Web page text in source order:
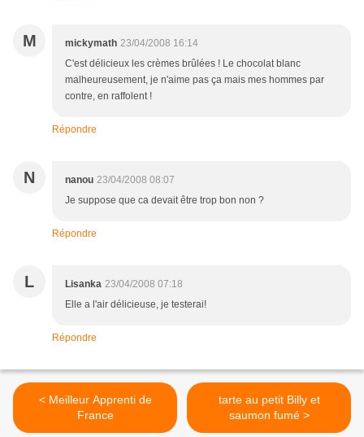
M mickymath 23/04/2008 16:14
C'est délicieux les crèmes brûlées ! Le chocolat blanc
malheureusement, je n'aime pas ça mais mes hommes par
contre, en raffolent !
Répondre
N nanou 23/04/2008 08:07
Je suppose que ca devait être trop bon non ?
Répondre
L Lisanka 23/04/2008 07:18
Elle a l'air délicieuse, je testerai!
Répondre
< Meilleur Apprenti de
France
tarte au petit Billy et
saumon fumé >